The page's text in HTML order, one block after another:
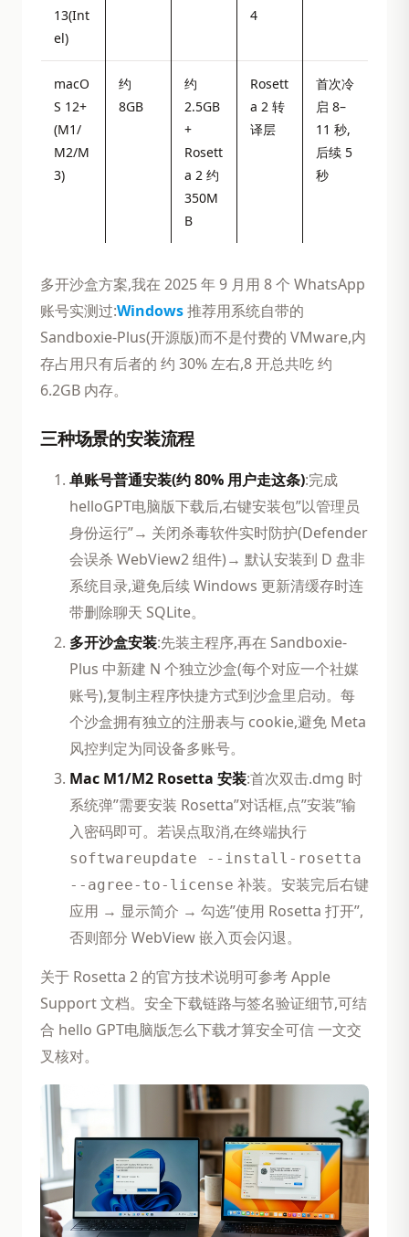
13(Int
el)
4
macO
S 12+
(M1/
M2/M
3)
约
8GB
约
2.5GB
+
Rosett
a 2 约
350M
B
Rosett
a 2 转
译层
首次冷
启 8–
11 秒,
后续 5
秒
多开沙盒方案,我在 2025 年 9 月用 8 个 WhatsApp
账号实测过:Windows推荐用系统自带的
Sandboxie-Plus(开源版)而不是付费的 VMware,内
存占用只有后者的 约 30% 左右,8 开总共吃 约
6.2GB 内存。
三种场景的安装流程
单账号普通安装(约 80% 用户走这条):完成
helloGPT电脑版下载后,右键安装包”以管理员
身份运行”→ 关闭杀毒软件实时防护(Defender
会误杀 WebView2 组件)→ 默认安装到 D 盘非
系统目录,避免后续 Windows 更新清缓存时连
带删除聊天 SQLite。
多开沙盒安装:先装主程序,再在 Sandboxie-
Plus 中新建 N 个独立沙盒(每个对应一个社媒
账号),复制主程序快捷方式到沙盒里启动。每
个沙盒拥有独立的注册表与 cookie,避免 Meta
风控判定为同设备多账号。
Mac M1/M2 Rosetta 安装:首次双击.dmg 时
系统弹”需要安装 Rosetta”对话框,点”安装”输
入密码即可。若误点取消,在终端执行
softwareupdate --install-rosetta
--agree-to-license 补装。安装完后右键
应用 → 显示简介 → 勾选”使用 Rosetta 打开”,
否则部分 WebView 嵌入页会闪退。
关于 Rosetta 2 的官方技术说明可参考 Apple
Support 文档。安全下载链路与签名验证细节,可结
合 hello GPT电脑版怎么下载才算安全可信 一文交
叉核对。